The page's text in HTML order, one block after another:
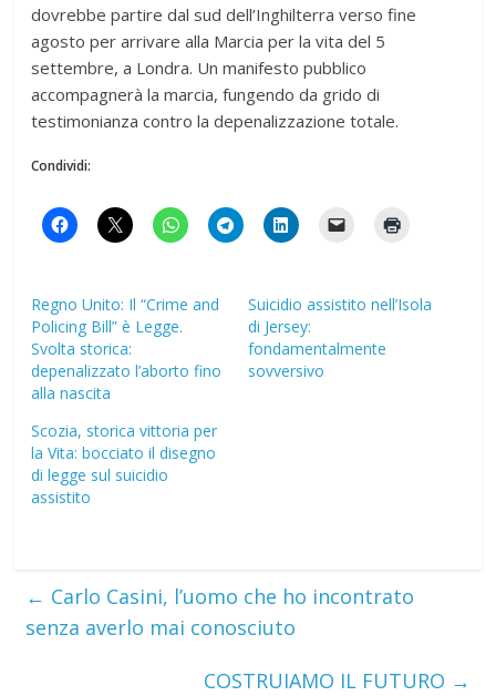
dovrebbe partire dal sud dell’Inghilterra verso fine
agosto per arrivare alla Marcia per la vita del 5
settembre, a Londra. Un manifesto pubblico
accompagnerà la marcia, fungendo da grido di
testimonianza contro la depenalizzazione totale.
Condividi:
Regno Unito: Il “Crime and
Policing Bill” è Legge.
Svolta storica:
depenalizzato l’aborto fino
alla nascita
Suicidio assistito nell’Isola
di Jersey:
fondamentalmente
sovversivo
Scozia, storica vittoria per
la Vita: bocciato il disegno
di legge sul suicidio
assistito
← Carlo Casini, l’uomo che ho incontrato
senza averlo mai conosciuto
COSTRUIAMO IL FUTURO →